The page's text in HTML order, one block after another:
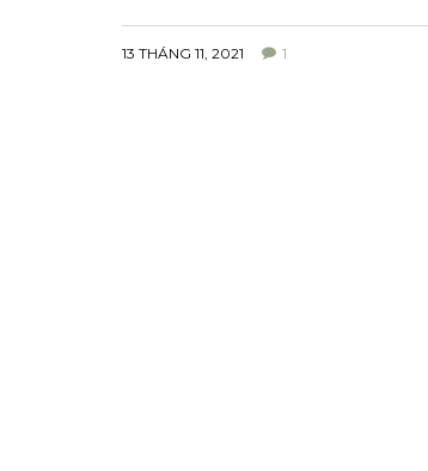
13 THÁNG 11, 2021 1